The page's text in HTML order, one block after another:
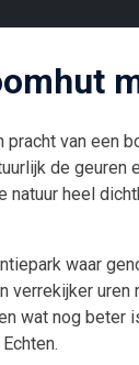
pracht van een
de geuren
natuur heel
waar
wat nog